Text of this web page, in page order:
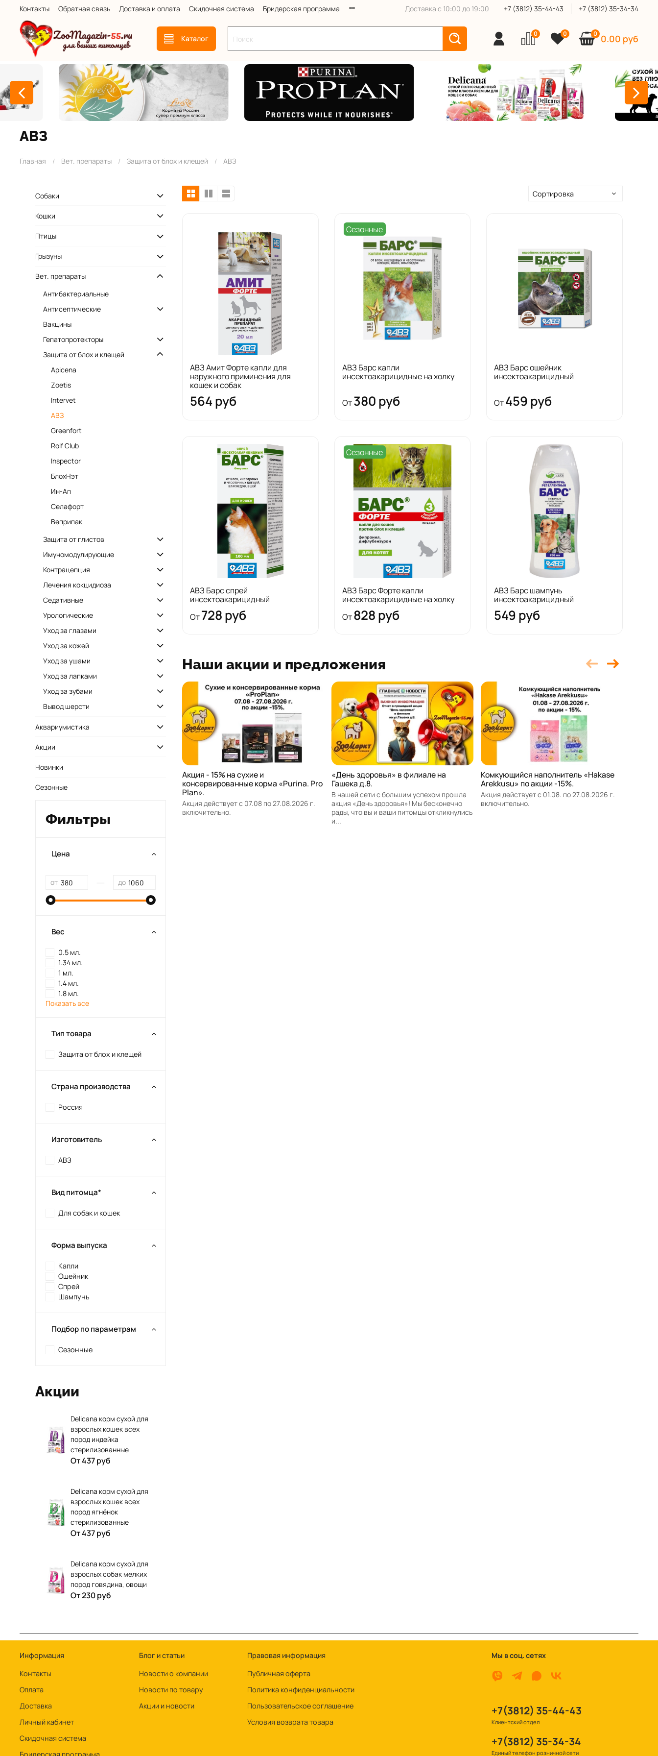
Контакты Обратная связь Доставка и оплата Скидочная система Бридерская программа Доставка с 10:00 до 19:00 +7 (3812) 35-44-43 +7 (3812) 35-34-34
Каталог
0 0 0 0.00 руб
АВЗ
Главная Вет. препараты Защита от блох и клещей АВЗ
АВЗ Амит Форте капли для
наружного приминения для
кошек и собак
564 руб
Сезонные
АВЗ Барс капли
инсектоакарицидные на холку
От380 руб
АВЗ Барс ошейник
инсектоакарицидный
От459 руб
АВЗ Барс спрей
инсектоакарицидный
От728 руб
Сезонные
АВЗ Барс Форте капли
инсектоакарицидные на холку
От828 руб
АВЗ Барс шампунь
инсектоакарицидный
549 руб
Наши акции и предложения
Акция - 15% на сухие и
консервированные корма «Purina. Pro
Plan».
Акция действует с 07.08 по 27.08.2026 г.
включительно.
«День здоровья» в филиале на
Гашека д.8.
В нашей сети с большим успехом прошла
акция «День здоровья»! Мы бесконечно
рады, что вы и ваши питомцы откликнулись
и...
Комкующийся наполнитель «Hakase
Arekkusu» по акции -15%.
Акция действует с 01.08. по 27.08.2026 г.
включительно.
Собаки
Кошки
Птицы
Грызуны
Вет. препараты
Антибактериальные
Антисептические
Вакцины
Гепатопротекторы
Защита от блох и клещей
Apicena
Zoetis
Intervet
АВЗ
Greenfort
Rolf Club
Inspector
БлохНэт
Ин-Ап
Селафорт
Веприпак
Защита от глистов
Имуномодулирующие
Контрацепция
Лечения кокцидиоза
Седативные
Урологические
Уход за глазами
Уход за кожей
Уход за ушами
Уход за лапками
Уход за зубами
Вывод шерсти
Аквариумистика
Акции
Новинки
Сезонные
Фильтры
Цена
от до
Вес
0.5 мл.
1.34 мл.
1 мл.
1.4 мл.
1.8 мл.
Показать все
Тип товара
Защита от блох и клещей
Страна производства
Россия
Изготовитель
АВЗ
Вид питомца*
Для собак и кошек
Форма выпуска
Капли
Ошейник
Спрей
Шампунь
Подбор по параметрам
Сезонные
Акции
Delicana корм сухой для
взрослых кошек всех
пород индейка
стерилизованные
От437 руб
Delicana корм сухой для
взрослых кошек всех
пород ягнёнок
стерилизованные
От437 руб
Delicana корм сухой для
взрослых собак мелких
пород говядина, овощи
От230 руб
Информация
Контакты
Оплата
Доставка
Личный кабинет
Скидочная система
Блог и статьи
Новости о компании
Новости по товару
Акции и новости
Правовая информация
Публичная оферта
Политика конфиденциальности
Пользовательское соглашение
Условия возврата товара
Мы в соц. сетях
+7(3812) 35-44-43
Клиентский отдел
+7(3812) 35-34-34
Единый телефон розничной сети